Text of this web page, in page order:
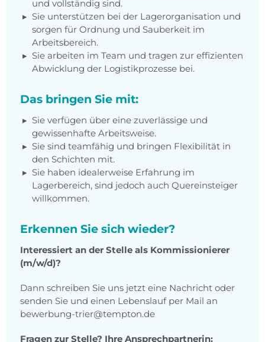
und vollständig sind.
Sie unterstützen bei der Lagerorganisation und
sorgen für Ordnung und Sauberkeit im
Arbeitsbereich.
Sie arbeiten im Team und tragen zur effizienten
Abwicklung der Logistikprozesse bei.
Das bringen Sie mit:
Sie verfügen über eine zuverlässige und
gewissenhafte Arbeitsweise.
Sie sind teamfähig und bringen Flexibilität in
den Schichten mit.
Sie haben idealerweise Erfahrung im
Lagerbereich, sind jedoch auch Quereinsteiger
willkommen.
Erkennen Sie sich wieder?
Interessiert an der Stelle als Kommissionierer
(m/w/d)?
Dann schreiben Sie uns jetzt eine Nachricht oder
senden Sie und einen Lebenslauf per Mail an
bewerbung-trier@tempton.de
Fragen zur Stelle? Ihre Ansprechpartnerin: